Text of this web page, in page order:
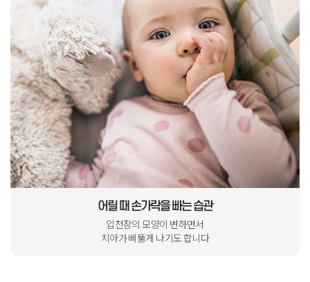
어릴 때 손가락을 빠는 습관
입천장의 모양이 변하면서
치아가 삐뚤게 나기도 합니다